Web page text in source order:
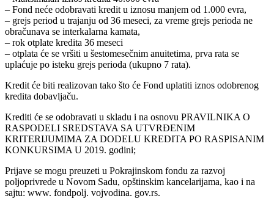
– Fond neće odobravati kredit u iznosu manjem od 1.000 evra,
– grejs period u trajanju od 36 meseci, za vreme grejs perioda ne
obračunava se interkalarna kamata,
– rok otplate kredita 36 meseci
– otplata će se vršiti u šestomesečnim anuitetima, prva rata se
uplaćuje po isteku grejs perioda (ukupno 7 rata).
Kredit će biti realizovan tako što će Fond uplatiti iznos odobrenog
kredita dobavljaču.
Krediti će se odobravati u skladu i na osnovu PRAVILNIKA O
RASPODELI SREDSTAVA SA UTVRĐENIM
KRITERIJUMIMA ZA DODELU KREDITA PO RASPISANIM
KONKURSIMA U 2019. godini;
Prijave se mogu preuzeti u Pokrajinskom fondu za razvoj
poljoprivrede u Novom Sadu, opštinskim kancelarijama, kao i na
sajtu: www. fondpolj. vojvodina. gov.rs.